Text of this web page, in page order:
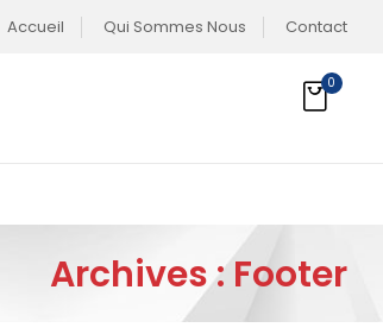
Accueil Qui Sommes Nous Contact
0
Archives :Footer